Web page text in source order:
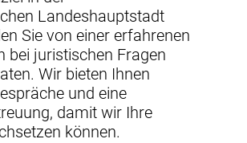
Landeshauptstadt
Sie von einer erfahrenen
bei juristischen Fragen
Wir bieten Ihnen
und eine
damit wir Ihre
können.